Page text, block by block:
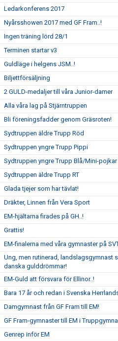
Ledarkonferens 2017
Nyårsshowen 2017 med GF Fram..!
Ingen träning lörd 28/1
Terminen startar v3
Guldläge i helgens JSM..!
Biljettförsäljning
2 GULD-medaljer till våra Junior-damer
Alla våra lag på Stjärntruppen
Bli föreningsfadder genom Gräsroten!
Sydtruppen äldre Trupp Röd
Sydtruppen yngre Trupp Pippi
Sydtruppen yngre Trupp Blå/Mini-pojkar
Sydtruppen äldre Trupp RT
Glada tjejer som har tävlat!
Dräkter, Linnen från Vera Sport
EM-hjältarna firades på GH..!
Grattis!
EM-finalerna med våra gymnaster på
Ung, men rutinerad, landslagsgymnast
danska gulddrömmar!
EM-Guld att försvara för Ellinor..!
Bara 17 år och redan i Svenska
Damgymnast från GF Fram till EM!
GF Fram-gymnaster till EM i
Genrep inför EM